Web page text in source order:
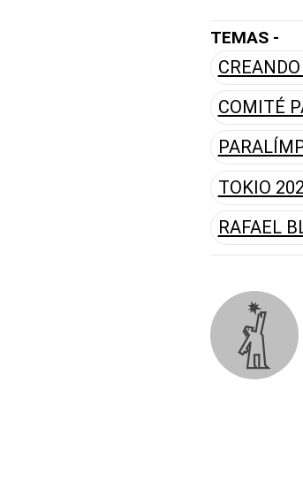
TEMAS -
COMITÉ
TOKIO
RAFAEL